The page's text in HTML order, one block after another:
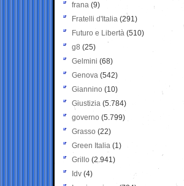
frana (9)
Fratelli d'Italia (291)
Futuro e Libertà (510)
g8 (25)
Gelmini (68)
Genova (542)
Giannino (10)
Giustizia (5.784)
governo (5.799)
Grasso (22)
Green Italia (1)
Grillo (2.941)
Idv (4)